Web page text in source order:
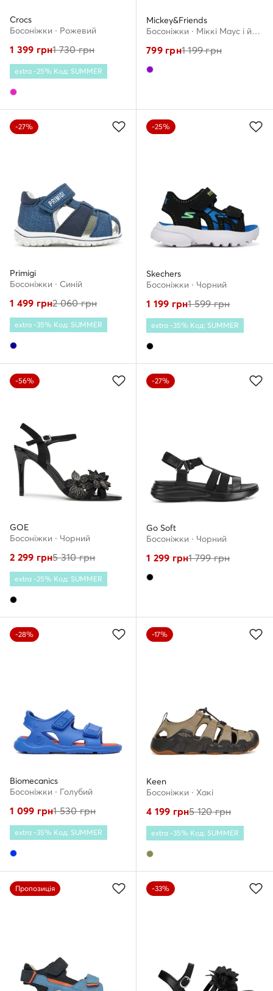
Crocs
Босоніжки · Рожевий
1 399 грн1 730грн
extra -25% Код: SUMMER
Mickey&Friends
Босоніжки · Міккі Маус і його друзі · Фіолетовий
799грн1 199грн
-27%
Primigi
Босоніжки · Cиній
1 499 грн2 060грн
extra -35% Код: SUMMER
-25%
Skechers
Босоніжки · Чорний
1 199 грн1 599грн
extra -35% Код: SUMMER
-56%
GOE
Босоніжки · Чорний
2 299 грн5 310грн
extra -25% Код: SUMMER
-27%
Go Soft
Босоніжки · Чорний
1 299 грн1 799грн
-28%
Biomecanics
Босоніжки · Голубий
1 099 грн1 530грн
extra -35% Код: SUMMER
-17%
Keen
Босоніжки · Хакі
4 199 грн5 120грн
extra -35% Код: SUMMER
Пропозиція -33%